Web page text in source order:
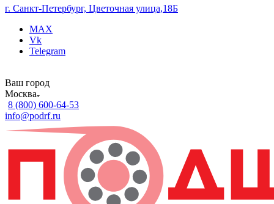
г. Санкт-Петербург, Цветочная улица,18Б
MAX
Vk
Telegram
Ваш город
Москва
8 (800) 600-64-53
info@podrf.ru